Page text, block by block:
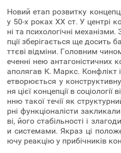
Новий етап розвитку
у 50-х роках XX ст. У центрі
ні та психологічні
пції зберігається ще досить
ттєві відміни. Головним
еченні нею антагоністичних
аполягав К. Маркс. Конфлікт
етворюється у
ня цієї концепції в
нню такої течії як
рні функціоналісти
ві, його стабільності і
и системами. Якраз ці
ючу реакцію у прибічників